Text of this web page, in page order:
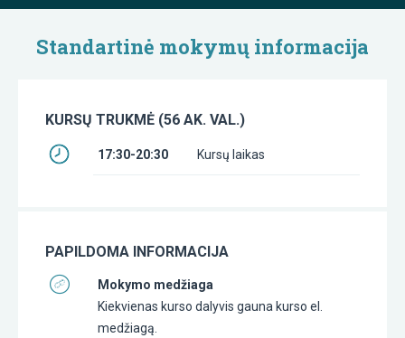
Standartinė mokymų informacija
KURSŲ TRUKMĖ (56 AK. VAL.)
17:30-20:30 Kursų laikas
PAPILDOMA INFORMACIJA
Mokymo medžiaga
Kiekvienas kurso dalyvis gauna kurso el.
medžiagą.